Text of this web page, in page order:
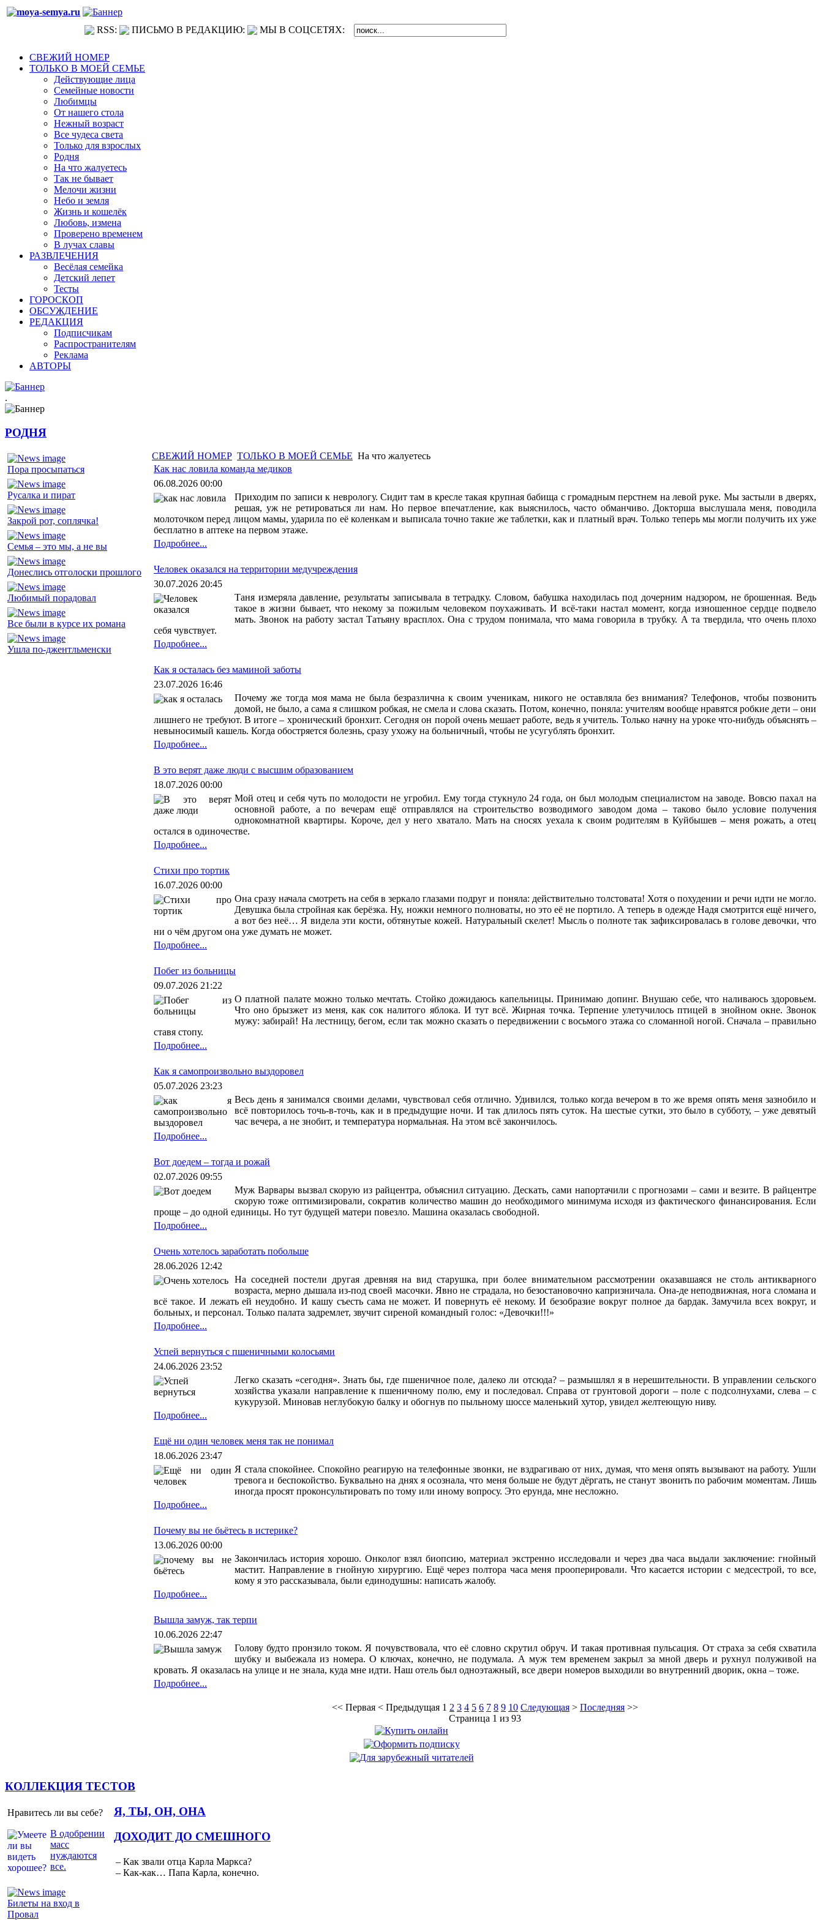
RSS: ПИСЬМО В РЕДАКЦИЮ: МЫ В СОЦСЕТЯХ:
СВЕЖИЙ НОМЕР
ТОЛЬКО В МОЕЙ СЕМЬЕ
Действующие лица
Семейные новости
Любимцы
От нашего стола
Нежный возраст
Все чудеса света
Только для взрослых
Родня
На что жалуетесь
Так не бывает
Мелочи жизни
Небо и земля
Жизнь и кошелёк
Любовь, измена
Проверено временем
В лучах славы
РАЗВЛЕЧЕНИЯ
Весёлая семейка
Детский лепет
Тесты
ГОРОСКОП
ОБСУЖДЕНИЕ
РЕДАКЦИЯ
Подписчикам
Распространителям
Реклама
АВТОРЫ
.
РОДНЯ
Пора просыпаться
Русалка и пират
Закрой рот, соплячка!
Семья – это мы, а не вы
Донеслись отголоски прошлого
Любимый порадовал
Все были в курсе их романа
Ушла по-джентльменски
СВЕЖИЙ НОМЕР ТОЛЬКО В МОЕЙ СЕМЬЕ На что жалуетесь
Как нас ловила команда медиков
06.08.2026 00:00
Приходим по записи к неврологу. Сидит там в кресле такая крупная бабища с громадным перстнем на левой руке. Мы застыли в дверях,
решая, уж не ретироваться ли нам. Но первое впечатление, как выяснилось, часто обманчиво. Докторша выслушала меня, поводила
молоточком перед лицом мамы, ударила по её коленкам и выписала точно такие же таблетки, как и платный врач. Только теперь мы могли получить их уже
бесплатно в аптеке на первом этаже.
Подробнее...
Человек оказался на территории медучреждения
30.07.2026 20:45
Таня измеряла давление, результаты записывала в тетрадку. Словом, бабушка находилась под дочерним надзором, не брошенная. Ведь
такое в жизни бывает, что некому за пожилым человеком поухаживать. И всё-таки настал момент, когда изношенное сердце подвело
мать. Звонок на работу застал Татьяну врасплох. Она с трудом понимала, что мама говорила в трубку. А та твердила, что очень плохо
себя чувствует.
Подробнее...
Как я осталась без маминой заботы
23.07.2026 16:46
Почему же тогда моя мама не была безразлична к своим ученикам, никого не оставляла без внимания? Телефонов, чтобы позвонить
домой, не было, а сама я слишком робкая, не смела и слова сказать. Потом, конечно, поняла: учителям вообще нравятся робкие дети – они
лишнего не требуют. В итоге – хронический бронхит. Сегодня он порой очень мешает работе, ведь я учитель. Только начну на уроке что-нибудь объяснять –
невыносимый кашель. Когда обостряется болезнь, сразу ухожу на больничный, чтобы не усугублять бронхит.
Подробнее...
В это верят даже люди с высшим образованием
18.07.2026 00:00
Мой отец и себя чуть по молодости не угробил. Ему тогда стукнуло 24 года, он был молодым специалистом на заводе. Вовсю пахал на
основной работе, а по вечерам ещё отправлялся на строительство возводимого заводом дома – таково было условие получения
однокомнатной квартиры. Короче, дел у него хватало. Мать на сносях уехала к своим родителям в Куйбышев – меня рожать, а отец
остался в одиночестве.
Подробнее...
Стихи про тортик
16.07.2026 00:00
Она сразу начала смотреть на себя в зеркало глазами подруг и поняла: действительно толстовата! Хотя о похудении и речи идти не могло.
Девушка была стройная как берёзка. Ну, ножки немного полноваты, но это её не портило. А теперь в одежде Надя смотрится ещё ничего,
а вот без неё… Я видела эти кости, обтянутые кожей. Натуральный скелет! Мысль о полноте так зафиксировалась в голове девочки, что
ни о чём другом она уже думать не может.
Подробнее...
Побег из больницы
09.07.2026 21:22
О платной палате можно только мечтать. Стойко дожидаюсь капельницы. Принимаю допинг. Внушаю себе, что наливаюсь здоровьем.
Что оно брызжет из меня, как сок налитого яблока. И тут всё. Жирная точка. Терпение улетучилось птицей в знойном окне. Звонок
мужу: забирай! На лестницу, бегом, если так можно сказать о передвижении с восьмого этажа со сломанной ногой. Сначала – правильно
ставя стопу.
Подробнее...
Как я самопроизвольно выздоровел
05.07.2026 23:23
Весь день я занимался своими делами, чувствовал себя отлично. Удивился, только когда вечером в то же время опять меня зазнобило и
всё повторилось точь-в-точь, как и в предыдущие ночи. И так длилось пять суток. На шестые сутки, это было в субботу, – уже девятый
час вечера, а не знобит, и температура нормальная. На этом всё закончилось.
Подробнее...
Вот доедем – тогда и рожай
02.07.2026 09:55
Муж Варвары вызвал скорую из райцентра, объяснил ситуацию. Дескать, сами напортачили с прогнозами – сами и везите. В райцентре
скорую тоже оптимизировали, сократив количество машин до необходимого минимума исходя из фактического финансирования. Если
проще – до одной единицы. Но тут будущей матери повезло. Машина оказалась свободной.
Подробнее...
Очень хотелось заработать побольше
28.06.2026 12:42
На соседней постели другая древняя на вид старушка, при более внимательном рассмотрении оказавшаяся не столь антикварного
возраста, мерно дышала из-под своей масочки. Явно не страдала, но безостановочно капризничала. Она-де неподвижная, нога сломана и
всё такое. И лежать ей неудобно. И кашу съесть сама не может. И повернуть её некому. И безобразие вокруг полное да бардак. Замучила всех вокруг, и
больных, и персонал. Только палата задремлет, звучит сиреной командный голос: «Девочки!!!»
Подробнее...
Успей вернуться с пшеничными колосьями
24.06.2026 23:52
Легко сказать «сегодня». Знать бы, где пшеничное поле, далеко ли отсюда? – размышлял я в нерешительности. В управлении сельского
хозяйства указали направление к пшеничному полю, ему и последовал. Справа от грунтовой дороги – поле с подсолнухами, слева – с
кукурузой. Миновав неглубокую балку и обогнув по пыльному шоссе маленький хутор, увидел желтеющую ниву.
Подробнее...
Ещё ни один человек меня так не понимал
18.06.2026 23:47
Я стала спокойнее. Спокойно реагирую на телефонные звонки, не вздрагиваю от них, думая, что меня опять вызывают на работу. Ушли
тревога и беспокойство. Буквально на днях я осознала, что меня больше не будут дёргать, не станут звонить по рабочим моментам. Лишь
иногда просят проконсультировать по тому или иному вопросу. Это ерунда, мне несложно.
Подробнее...
Почему вы не бьётесь в истерике?
13.06.2026 00:00
Закончилась история хорошо. Онколог взял биопсию, материал экстренно исследовали и через два часа выдали заключение: гнойный
мастит. Направление в гнойную хирургию. Ещё через полтора часа меня прооперировали. Что касается истории с медсестрой, то все,
кому я это рассказывала, были единодушны: написать жалобу.
Подробнее...
Вышла замуж, так терпи
10.06.2026 22:47
Голову будто пронзило током. Я почувствовала, что её словно скрутил обруч. И такая противная пульсация. От страха за себя схватила
шубку и выбежала из номера. О ключах, конечно, не подумала. А муж тем временем закрыл за мной дверь и рухнул полуживой на
кровать. Я оказалась на улице и не знала, куда мне идти. Наш отель был одноэтажный, все двери номеров выходили во внутренний дворик, окна – тоже.
Подробнее...
<< Первая < Предыдущая 1 2 3 4 5 6 7 8 9 10 Следующая > Последняя >>
Страница 1 из 93
КОЛЛЕКЦИЯ ТЕСТОВ
Нравитесь ли вы себе?
В одобрении
масс
нуждаются
все.
Я, ТЫ, ОН, ОНА
Билеты на вход в
Провал
ДОХОДИТ ДО СМЕШНОГО
– Как звали отца Карла Маркса?
– Как-как… Папа Карла, конечно.